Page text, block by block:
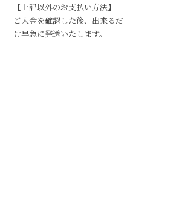
【上記以外のお支払い方法】
ご入金を確認した後、出来るだ
け早急に発送いたします。